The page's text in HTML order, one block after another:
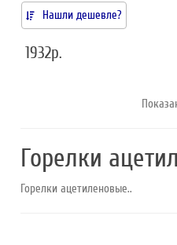
Нашли дешевле?
1932р.
Горелки
Горелки ацетиленовые..